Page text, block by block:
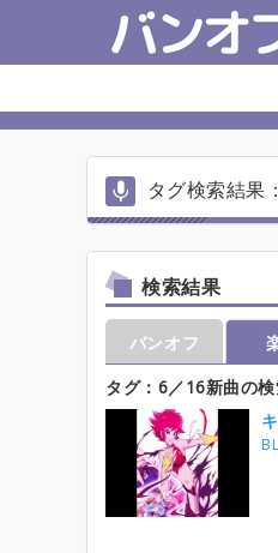
タグ検索結果
検索結果
バンオフ
タグ：6／16新曲の